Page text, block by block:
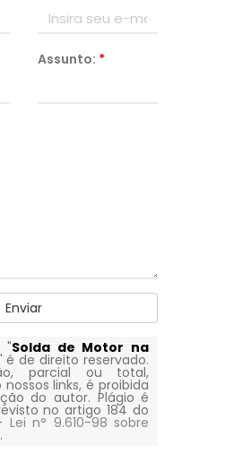
Assunto: *
Enviar
"Solda de Motor na
é de direito reservado.
parcial ou total,
links, é proibida
do autor. Plágio é
no artigo 184 do
Lei n° 9.610-98 sobre
.